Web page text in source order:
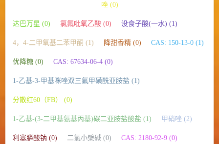
唑 (0)
达巴万星 (0) 氯氟吡氧乙酸 (0) 没食子酸(一水) (1)
4，4-二甲氧基二苯甲酮 (1) 降甜香精 (0) CAS: 150-13-0 (1)
优降糖 (0) CAS: 67634-06-4 (0)
1-乙基-3-甲基咪唑双三氟甲磺酰亚胺盐 (1)
分散红60（FB） (0)
1-乙基-(3-二甲基氨基丙基)碳二亚胺盐酸盐 (1) 甲硝唑 (2)
利塞膦酸钠 (0) 二氢小檗碱 (0) CAS: 2180-92-9 (0)